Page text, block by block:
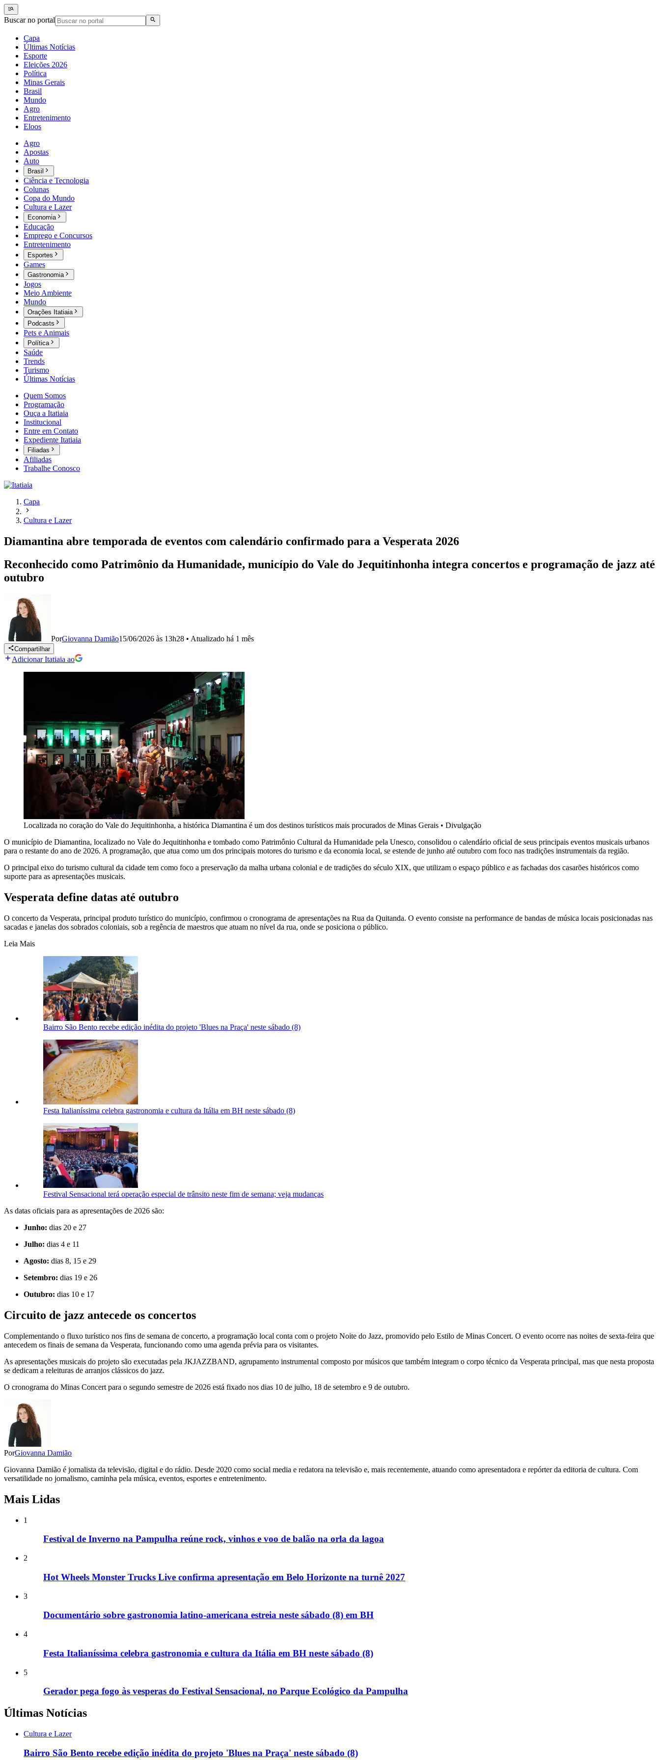
Buscar no portal
Capa
Últimas Notícias
Esporte
Eleições 2026
Política
Minas Gerais
Brasil
Mundo
Agro
Entretenimento
Eloos
Agro
Apostas
Auto
Brasil
Ciência e Tecnologia
Colunas
Copa do Mundo
Cultura e Lazer
Economia
Educação
Emprego e Concursos
Entretenimento
Esportes
Games
Gastronomia
Jogos
Meio Ambiente
Mundo
Orações Itatiaia
Podcasts
Pets e Animais
Política
Saúde
Trends
Turismo
Últimas Notícias
Quem Somos
Programação
Ouça a Itatiaia
Institucional
Entre em Contato
Expediente Itatiaia
Filiadas
Afiliadas
Trabalhe Conosco
Capa
Cultura e Lazer
Diamantina abre temporada de eventos com calendário confirmado para a Vesperata 2026
Reconhecido como Patrimônio da Humanidade, município do Vale do Jequitinhonha integra concertos e programação de jazz até
outubro
PorGiovanna Damião15/06/2026 às 13h28 • Atualizado há 1 mês
Compartilhar
Adicionar Itatiaia ao
Localizada no coração do Vale do Jequitinhonha, a histórica Diamantina é um dos destinos turísticos mais procurados de Minas Gerais • Divulgação
O município de Diamantina, localizado no Vale do Jequitinhonha e tombado como Patrimônio Cultural da Humanidade pela Unesco, consolidou o calendário oficial de seus principais eventos musicais urbanos
para o restante do ano de 2026. A programação, que atua como um dos principais motores do turismo e da economia local, se estende de junho até outubro com foco nas tradições instrumentais da região.
O principal eixo do turismo cultural da cidade tem como foco a preservação da malha urbana colonial e de tradições do século XIX, que utilizam o espaço público e as fachadas dos casarões históricos como
suporte para as apresentações musicais.
Vesperata define datas até outubro
O concerto da Vesperata, principal produto turístico do município, confirmou o cronograma de apresentações na Rua da Quitanda. O evento consiste na performance de bandas de música locais posicionadas nas
sacadas e janelas dos sobrados coloniais, sob a regência de maestros que atuam no nível da rua, onde se posiciona o público.
Leia Mais
Bairro São Bento recebe edição inédita do projeto 'Blues na Praça' neste sábado (8)
Festa Italianíssima celebra gastronomia e cultura da Itália em BH neste sábado (8)
Festival Sensacional terá operação especial de trânsito neste fim de semana; veja mudanças
As datas oficiais para as apresentações de 2026 são:
Junho: dias 20 e 27
Julho: dias 4 e 11
Agosto: dias 8, 15 e 29
Setembro: dias 19 e 26
Outubro: dias 10 e 17
Circuito de jazz antecede os concertos
Complementando o fluxo turístico nos fins de semana de concerto, a programação local conta com o projeto Noite do Jazz, promovido pelo Estilo de Minas Concert. O evento ocorre nas noites de sexta-feira que
antecedem os finais de semana da Vesperata, funcionando como uma agenda prévia para os visitantes.
As apresentações musicais do projeto são executadas pela JKJAZZBAND, agrupamento instrumental composto por músicos que também integram o corpo técnico da Vesperata principal, mas que nesta proposta
se dedicam a releituras de arranjos clássicos do jazz.
O cronograma do Minas Concert para o segundo semestre de 2026 está fixado nos dias 10 de julho, 18 de setembro e 9 de outubro.
PorGiovanna Damião
Giovanna Damião é jornalista da televisão, digital e do rádio. Desde 2020 como social media e redatora na televisão e, mais recentemente, atuando como apresentadora e repórter da editoria de cultura. Com
versatilidade no jornalismo, caminha pela música, eventos, esportes e entretenimento.
Mais Lidas
1
Festival de Inverno na Pampulha reúne rock, vinhos e voo de balão na orla da lagoa
2
Hot Wheels Monster Trucks Live confirma apresentação em Belo Horizonte na turnê 2027
3
Documentário sobre gastronomia latino-americana estreia neste sábado (8) em BH
4
Festa Italianíssima celebra gastronomia e cultura da Itália em BH neste sábado (8)
5
Gerador pega fogo às vesperas do Festival Sensacional, no Parque Ecológico da Pampulha
Últimas Notícias
Cultura e Lazer
Bairro São Bento recebe edição inédita do projeto 'Blues na Praça' neste sábado (8)